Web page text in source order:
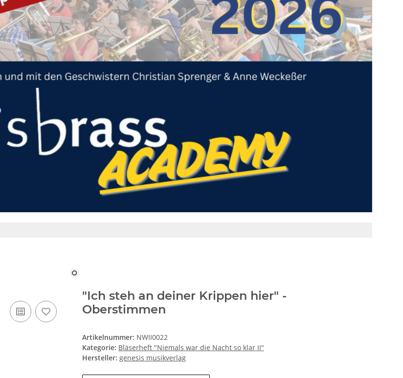
"Ich steh an deiner Krippen hier" -
Oberstimmen
Artikelnummer: NWII0022
Kategorie: Bläserheft "Niemals war die Nacht so klar II"
Hersteller: genesis musikverlag